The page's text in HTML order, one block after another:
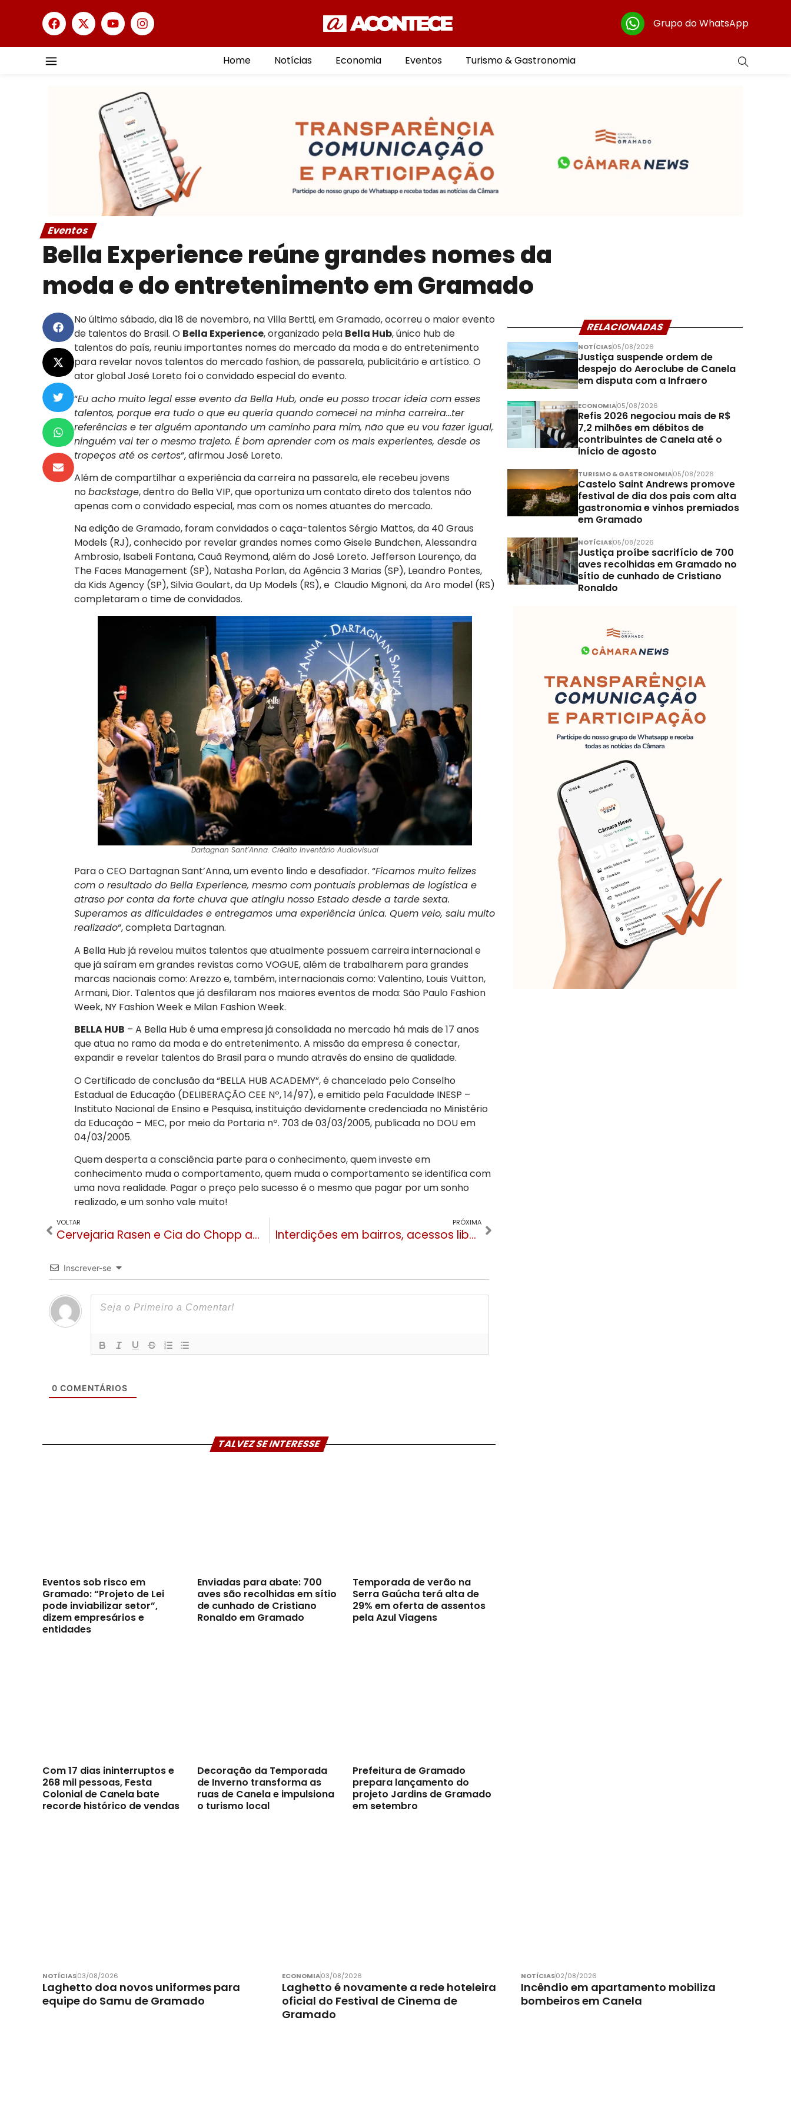
Grupo do WhatsApp
Home Notícias Economia Eventos Turismo & Gastronomia
Eventos
Bella Experience reúne grandes nomes da
moda e do entretenimento em Gramado
No último sábado, dia 18 de novembro, na Villa Bertti, em Gramado, ocorreu o maior evento
de talentos do Brasil. O Bella Experience, organizado pela Bella Hub, único hub de
talentos do país, reuniu importantes nomes do mercado da moda e do entretenimento
para revelar novos talentos do mercado fashion, de passarela, publicitário e artístico. O
ator global José Loreto foi o convidado especial do evento.
“Eu acho muito legal esse evento da Bella Hub, onde eu posso trocar ideia com esses
talentos, porque era tudo o que eu queria quando comecei na minha carreira…ter
referências e ter alguém apontando um caminho para mim, não que eu vou fazer igual,
ninguém vai ter o mesmo trajeto. É bom aprender com os mais experientes, desde os
tropeços até os certos“, afirmou José Loreto.
Além de compartilhar a experiência da carreira na passarela, ele recebeu jovens
nobackstage, dentro do Bella VIP, que oportuniza um contato direto dos talentos não
apenas com o convidado especial, mas com os nomes atuantes do mercado.
Na edição de Gramado, foram convidados o caça-talentos Sérgio Mattos, da 40 Graus
Models (RJ), conhecido por revelar grandes nomes como Gisele Bundchen, Alessandra
Ambrosio, Isabeli Fontana, Cauã Reymond, além do José Loreto. Jefferson Lourenço, da
The Faces Management (SP), Natasha Porlan, da Agência 3 Marias (SP), Leandro Pontes,
da Kids Agency (SP), Silvia Goulart, da Up Models (RS), e Claudio Mignoni, da Aro model (RS)
completaram o time de convidados.
Dartagnan Sant´Anna. Crédito Inventário Audiovisual
Para o CEO Dartagnan Sant’Anna, um evento lindo e desafiador. “Ficamos muito felizes
com o resultado do Bella Experience, mesmo com pontuais problemas de logística e
atraso por conta da forte chuva que atingiu nosso Estado desde a tarde sexta.
Superamos as dificuldades e entregamos uma experiência única. Quem veio, saiu muito
realizado“, completa Dartagnan.
A Bella Hub já revelou muitos talentos que atualmente possuem carreira internacional e
que já saíram em grandes revistas como VOGUE, além de trabalharem para grandes
marcas nacionais como: Arezzo e, também, internacionais como: Valentino, Louis Vuitton,
Armani, Dior. Talentos que já desfilaram nos maiores eventos de moda: São Paulo Fashion
Week, NY Fashion Week e Milan Fashion Week.
BELLA HUB – A Bella Hub é uma empresa já consolidada no mercado há mais de 17 anos
que atua no ramo da moda e do entretenimento. A missão da empresa é conectar,
expandir e revelar talentos do Brasil para o mundo através do ensino de qualidade.
O Certificado de conclusão da “BELLA HUB ACADEMY”, é chancelado pelo Conselho
Estadual de Educação (DELIBERAÇÃO CEE Nº, 14/97), e emitido pela Faculdade INESP –
Instituto Nacional de Ensino e Pesquisa, instituição devidamente credenciada no Ministério
da Educação – MEC, por meio da Portaria nº. 703 de 03/03/2005, publicada no DOU em
04/03/2005.
Quem desperta a consciência parte para o conhecimento, quem investe em
conhecimento muda o comportamento, quem muda o comportamento se identifica com
uma nova realidade. Pagar o preço pelo sucesso é o mesmo que pagar por um sonho
realizado, e um sonho vale muito!
VOLTAR
Cervejaria Rasen e Cia do Chopp anunciam delivery 24 horas para Gramado e Canela
PRÓXIMA
Interdições em bairros, acessos liberados e turismo normal. Confira a situação em Gramado
Inscrever-se
0 COMENTÁRIOS
TALVEZ SE INTERESSE
Eventos sob risco em
Gramado: “Projeto de Lei
pode inviabilizar setor”,
dizem empresários e
entidades
Enviadas para abate: 700
aves são recolhidas em sítio
de cunhado de Cristiano
Ronaldo em Gramado
Temporada de verão na
Serra Gaúcha terá alta de
29% em oferta de assentos
pela Azul Viagens
Com 17 dias ininterruptos e
268 mil pessoas, Festa
Colonial de Canela bate
recorde histórico de vendas
Decoração da Temporada
de Inverno transforma as
ruas de Canela e impulsiona
o turismo local
Prefeitura de Gramado
prepara lançamento do
projeto Jardins de Gramado
em setembro
RELACIONADAS
NOTÍCIAS05/08/2026
Justiça suspende ordem de
despejo do Aeroclube de Canela
em disputa com a Infraero
ECONOMIA05/08/2026
Refis 2026 negociou mais de R$
7,2 milhões em débitos de
contribuintes de Canela até o
início de agosto
TURISMO & GASTRONOMIA05/08/2026
Castelo Saint Andrews promove
festival de dia dos pais com alta
gastronomia e vinhos premiados
em Gramado
NOTÍCIAS05/08/2026
Justiça proíbe sacrifício de 700
aves recolhidas em Gramado no
sítio de cunhado de Cristiano
Ronaldo
NOTÍCIAS03/08/2026
Laghetto doa novos uniformes para
equipe do Samu de Gramado
ECONOMIA03/08/2026
Laghetto é novamente a rede hoteleira
oficial do Festival de Cinema de
Gramado
NOTÍCIAS02/08/2026
Incêndio em apartamento mobiliza
bombeiros em Canela